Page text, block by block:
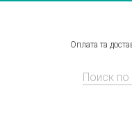
Оплата та